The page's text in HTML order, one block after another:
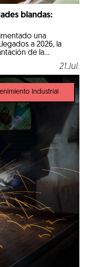
blandas:
una
a 2026, la
de la
diarios han cambiado
Las
ya no son el único
un empleo estable.
21.Jul.
industrial